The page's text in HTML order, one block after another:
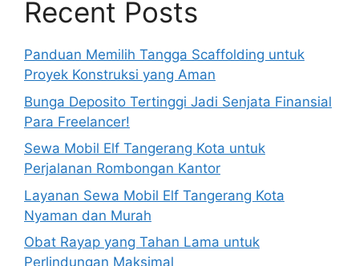
Recent Posts
Panduan Memilih Tangga Scaffolding untuk
Proyek Konstruksi yang Aman
Bunga Deposito Tertinggi Jadi Senjata Finansial
Para Freelancer!
Sewa Mobil Elf Tangerang Kota untuk
Perjalanan Rombongan Kantor
Layanan Sewa Mobil Elf Tangerang Kota
Nyaman dan Murah
Obat Rayap yang Tahan Lama untuk
Perlindungan Maksimal